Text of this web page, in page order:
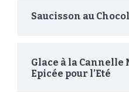
Saucisson au
Glace à la Cannelle
Epicée pour l’Eté